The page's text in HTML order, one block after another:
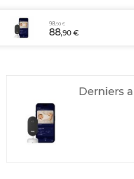
98,90 €
88,90 €
Derniers